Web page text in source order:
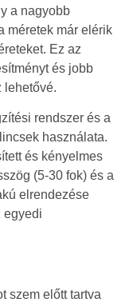
a nagyobb
méretek már elérik
Ez az
és jobb
lehetővé.
rendszer és a
használata.
és kényelmes
(5-30 fok) és a
elrendezése
egyedi
szem előtt tartva